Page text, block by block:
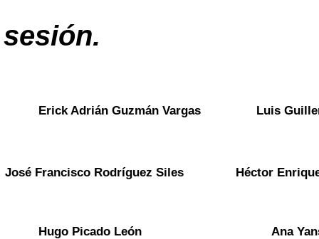
sesión.
Erick Adrián Guzmán Vargas Luis
José Francisco Rodríguez Siles Héctor
Hugo Picado León Ana